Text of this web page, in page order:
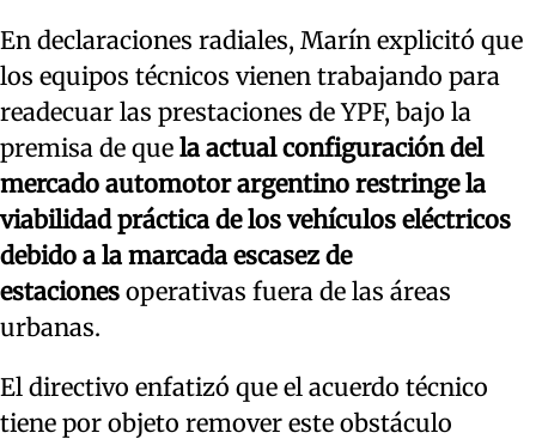
En declaraciones radiales, Marín explicitó que
los equipos técnicos vienen trabajando para
readecuar las prestaciones de YPF, bajo la
premisa de que la actual configuración del
mercado automotor argentino restringe la
viabilidad práctica de los vehículos eléctricos
debido a la marcada escasez de
estaciones operativas fuera de las áreas
urbanas.
El directivo enfatizó que el acuerdo técnico
tiene por objeto remover este obstáculo